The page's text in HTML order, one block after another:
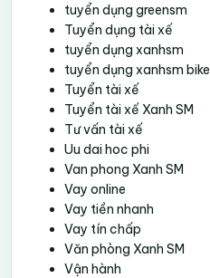
tuyển dụng greensm
Tuyển dụng tài xế
tuyển dụng xanhsm
tuyển dụng xanhsm bike
Tuyển tài xế
Tuyển tài xế Xanh SM
Tư vấn tài xế
Uu dai hoc phi
Van phong Xanh SM
Vay online
Vay tiền nhanh
Vay tín chấp
Văn phòng Xanh SM
Vận hành